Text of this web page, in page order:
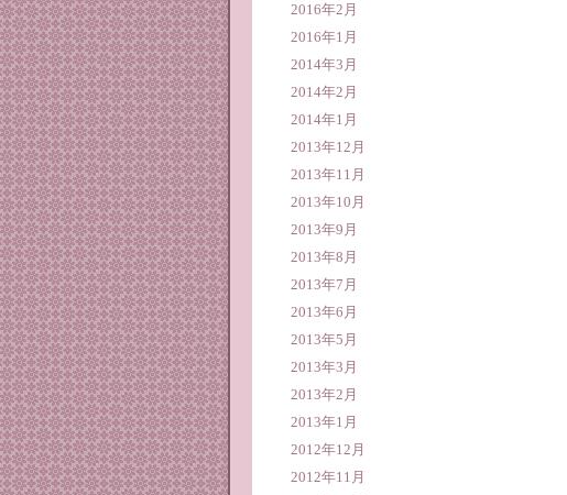
2016年2月
2016年1月
2014年3月
2014年2月
2014年1月
2013年12月
2013年11月
2013年10月
2013年9月
2013年8月
2013年7月
2013年6月
2013年5月
2013年3月
2013年2月
2013年1月
2012年12月
2012年11月